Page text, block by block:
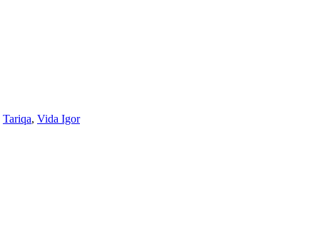
Tariqa, Vida Igor